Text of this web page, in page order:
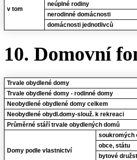
v tom
neúplné rodiny
nerodinné domácnosti
domácnosti jednotlivců
10. Domovní
Trvale obydlené domy
Trvale obydlené domy - rodinné domy
Neobydlené obydlené domy celkem
Neobydlené obydl.domy-slouž. k rekreaci
Průměrné stáří trvale obydlených domů
Domy podle vlastnictví
soukromých
obce, státu
bytové